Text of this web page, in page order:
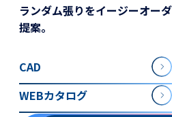
ランダム張りをイージーオー
提案。
CAD
WEBカタログ